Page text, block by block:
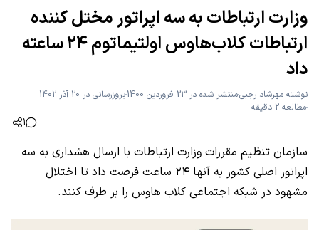
وزارت ارتباطات به سه اپراتور مختل کننده
ارتباطات کلاب‌هاوس اولتیماتوم ۲۴ ساعته
داد
نوشته مهرشاد رجبیمنتشر شده در 23 فروردین 1400
بروزرسانی در 20 آذر 1402
مطالعه 2 دقیقه
1
سازمان تنظیم مقررات وزارت ارتباطات با ارسال هشداری به سه
اپراتور اصلی کشور به آنها ۲۴ ساعت فرصت داد تا اختلال
مشهود در شبکه اجتماعی کلاب هاوس را بر طرف کنند.